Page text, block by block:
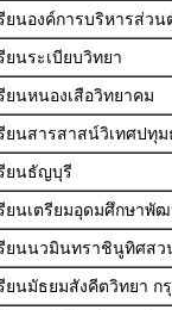
รียนองค์การบริหารส่ว
ยนระเบียบวิทยา
ยนหนองเสือวิทยาคม
รียนสารสาสน์วิเทศปทุ
รียนธัญบุรี
รียนเตรียมอุดมศึกษาพั
รียนนวมินทราชินูทิศส
รียนมัธยมสังคีตวิทยา ก